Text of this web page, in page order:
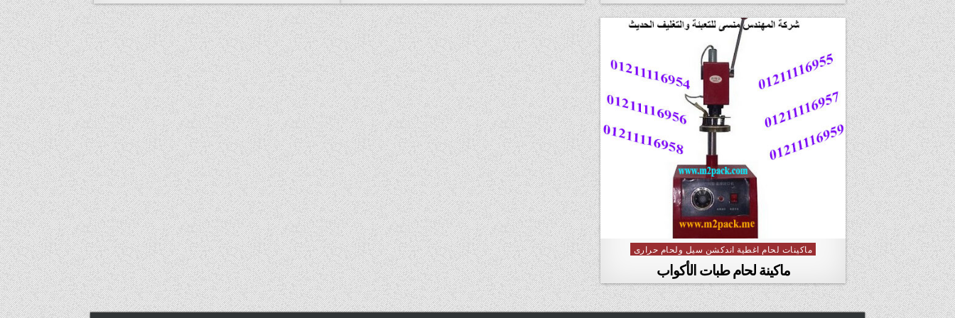
Posted
ماكينات لحام اغطية اندكشن سيل ولحام حرارى
ماكينة لحام طبات الأكواب